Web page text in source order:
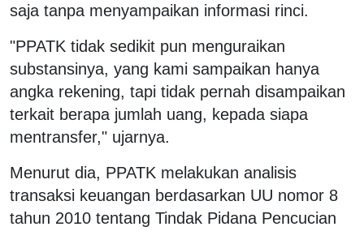
saja tanpa menyampaikan informasi rinci.
"PPATK tidak sedikit pun menguraikan
substansinya, yang kami sampaikan hanya
angka rekening, tapi tidak pernah disampaikan
terkait berapa jumlah uang, kepada siapa
mentransfer," ujarnya.
Menurut dia, PPATK melakukan analisis
transaksi keuangan berdasarkan UU nomor 8
tahun 2010 tentang Tindak Pidana Pencucian